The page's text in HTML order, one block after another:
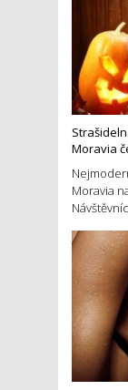
Moravia
Moravia